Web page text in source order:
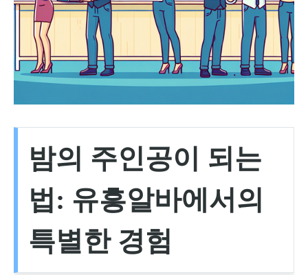
밤의 주인공이 되는
법: 유흥알바에서의
특별한 경험